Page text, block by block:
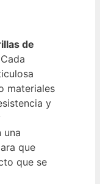
de
materiales
y
una
que
que se